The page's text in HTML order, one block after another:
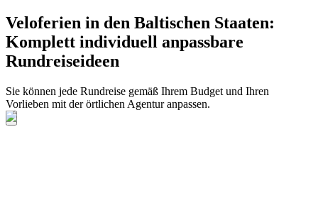
Veloferien in den Baltischen Staaten:
Komplett individuell anpassbare
Rundreiseideen
Sie können jede Rundreise gemäß Ihrem Budget und Ihren
Vorlieben mit der örtlichen Agentur anpassen.